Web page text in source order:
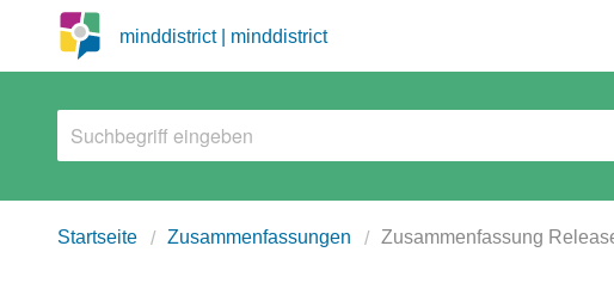
minddistrict | minddistrict
Startseite Zusammenfassungen Zusammenfassung